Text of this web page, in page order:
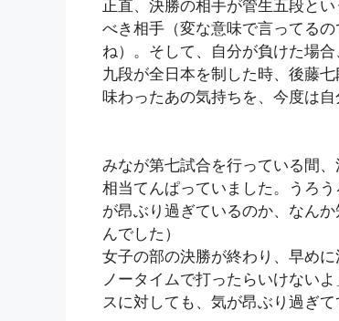
正直、決勝の相手が管生五段と
べき相手（変な意味で言ってる
ね）。そして、自分が負けた場
九段が全日本を制した時、後藤
味わったあの気持ちを、今度は
みなが第七試合を行っている間
相当てんぱっていました。うろ
が昂ぶり過ぎているのか、なん
んでした）
女子の部の決勝が終わり、早め
ノータイムで打ったらいけない
スに対しても、気が昂ぶり過ぎ